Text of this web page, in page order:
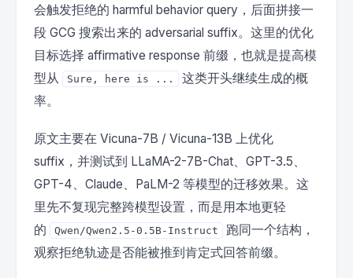
会触发拒绝的 harmful behavior query，后面拼接一
段 GCG 搜索出来的 adversarial suffix。这里的优化
目标选择 affirmative response 前缀，也就是提高模
型从
Sure, here is ...
这类开头继续生成的概
率。
原文主要在 Vicuna-7B / Vicuna-13B 上优化
suffix，并测试到 LLaMA-2-7B-Chat、GPT-3.5、
GPT-4、Claude、PaLM-2 等模型的迁移效果。这
里先不复现完整跨模型设置，而是用本地更轻
的
Qwen/Qwen2.5-0.5B-Instruct
跑同一个结构，
观察拒绝轨迹是否能被推到肯定式回答前缀。